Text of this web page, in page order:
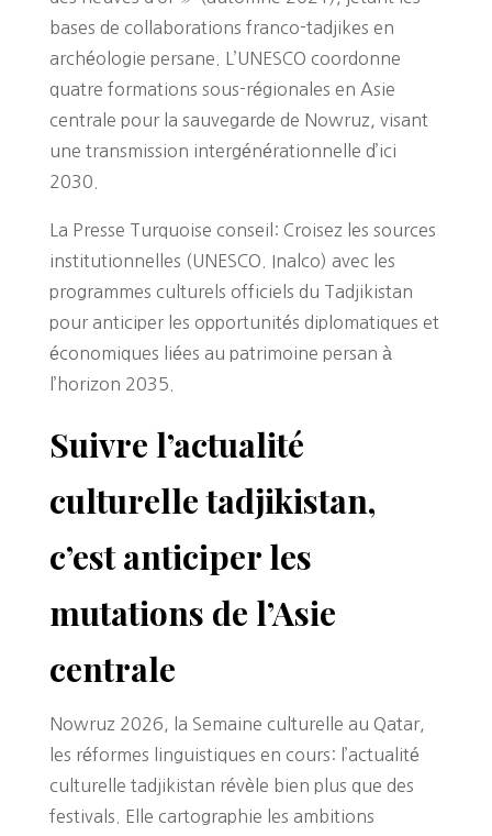
bases de collaborations franco-tadjikes en
archéologie persane. L’UNESCO coordonne
quatre formations sous-régionales en Asie
centrale pour la sauvegarde de Nowruz, visant
une transmission intergénérationnelle d’ici
2030.
La Presse Turquoise conseil: Croisez les sources
institutionnelles (UNESCO. Inalco) avec les
programmes culturels officiels du Tadjikistan
pour anticiper les opportunités diplomatiques et
économiques liées au patrimoine persan à
l’horizon 2035.
Suivre l’actualité
culturelle tadjikistan,
c’est anticiper les
mutations de l’Asie
centrale
Nowruz 2026, la Semaine culturelle au Qatar,
les réformes linguistiques en cours: l’actualité
culturelle tadjikistan révèle bien plus que des
festivals. Elle cartographie les ambitions